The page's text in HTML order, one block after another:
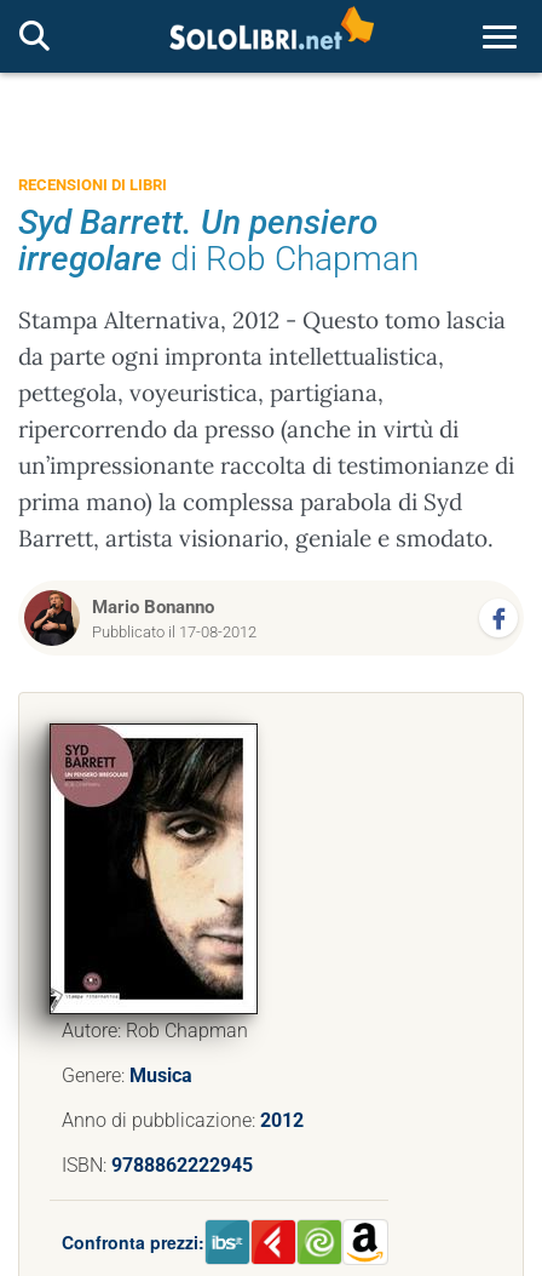
RECENSIONI DI LIBRI
Syd Barrett. Un pensiero
irregolare di Rob Chapman
Stampa Alternativa, 2012 - Questo tomo lascia
da parte ogni impronta intellettualistica,
pettegola, voyeuristica, partigiana,
ripercorrendo da presso (anche in virtù di
un’impressionante raccolta di testimonianze di
prima mano) la complessa parabola di Syd
Barrett, artista visionario, geniale e smodato.
Mario Bonanno
Pubblicato il 17-08-2012
Autore: Rob Chapman
Genere: Musica
Anno di pubblicazione: 2012
ISBN: 9788862222945
Confronta prezzi: